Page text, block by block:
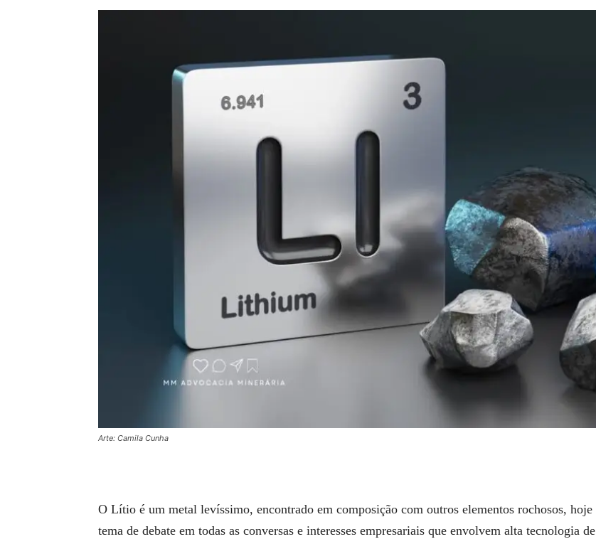
Arte: Camila Cunha
O Lítio é um metal levíssimo, encontrado em composição com outros elementos rochosos, hoje
tema de debate em todas as conversas e interesses empresariais que envolvem alta tecnologia de